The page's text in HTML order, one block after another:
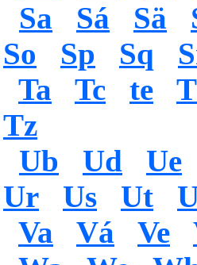
Sa
Sá Sä
So
Sp Sq
Ta
Tc te
Tz
Ub
Ud Ue
Ur
Us Ut
Va
Vá Ve